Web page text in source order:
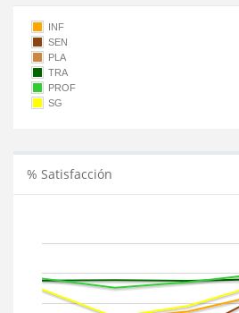
INF
SEN
PLA
TRA
PROF
SG
% Satisfacción